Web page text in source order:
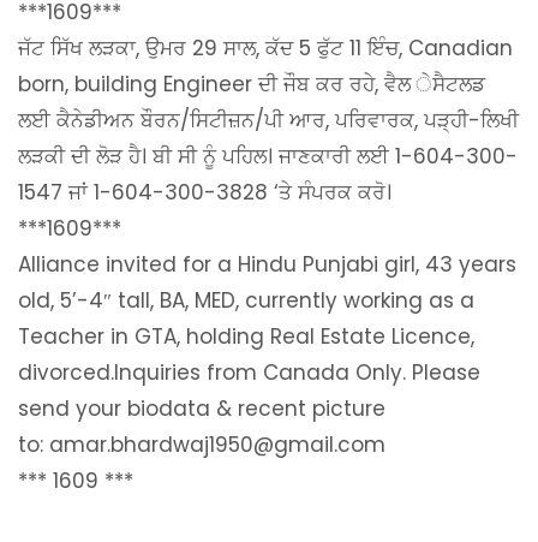
***1609***
ਜੱਟ ਸਿੱਖ ਲੜਕਾ, ਉਮਰ 29 ਸਾਲ, ਕੱਦ 5 ਫੁੱਟ 11 ਇੰਚ, Canadian
born, building Engineer ਦੀ ਜੌਬ ਕਰ ਰਹੇ, ਵੈਲ ੇਸੈਟਲਡ
ਲਈ ਕੈਨੇਡੀਅਨ ਬੌਰਨ/ਸਿਟੀਜ਼ਨ/ਪੀ ਆਰ, ਪਰਿਵਾਰਕ, ਪੜ੍ਹੀ-ਲਿਖੀ
ਲੜਕੀ ਦੀ ਲੋੜ ਹੈ। ਬੀ ਸੀ ਨੂੰ ਪਹਿਲ। ਜਾਣਕਾਰੀ ਲਈ 1-604-300-
1547 ਜਾਂ 1-604-300-3828 ‘ਤੇ ਸੰਪਰਕ ਕਰੋ।
***1609***
Alliance invited for a Hindu Punjabi girl, 43 years
old, 5’-4″ tall, BA, MED, currently working as a
Teacher in GTA, holding Real Estate Licence,
divorced.Inquiries from Canada Only. Please
send your biodata & recent picture
to: amar.bhardwaj1950@gmail.com
*** 1609 ***